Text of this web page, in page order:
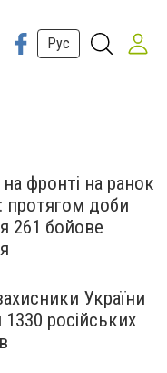
Рус
на фронті на ранок
протягом доби
261 бойове
України
російських